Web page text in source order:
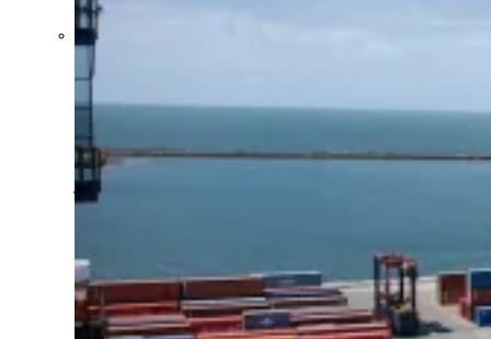
uruguayas en
julio impulsadas
lácteos